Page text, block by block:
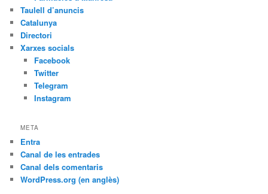
Taulell d’anuncis
Catalunya
Directori
Xarxes socials
Facebook
Twitter
Telegram
Instagram
META
Entra
Canal de les entrades
Canal dels comentaris
WordPress.org (en anglès)